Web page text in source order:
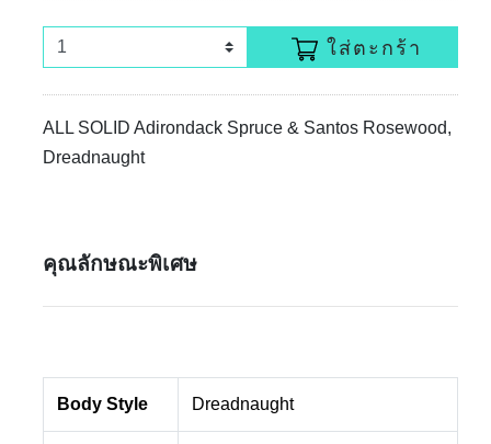
ใส่ตะกร้า
ALL SOLID Adirondack Spruce & Santos Rosewood,
Dreadnaught
คุณลักษณะพิเศษ
Body Style Dreadnaught